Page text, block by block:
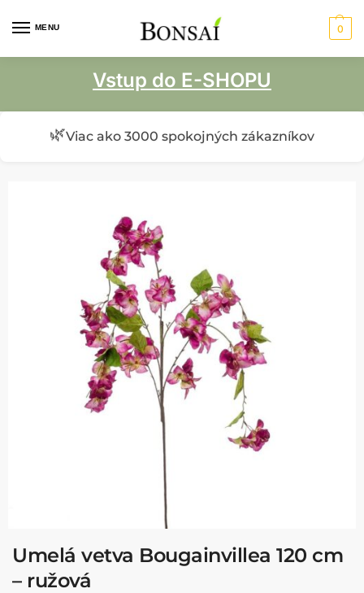
MENU 0
Vstup do E-SHOPU
🌿Viac ako 3000 spokojných zákazníkov
Umelá vetva Bougainvillea 120 cm
– ružová